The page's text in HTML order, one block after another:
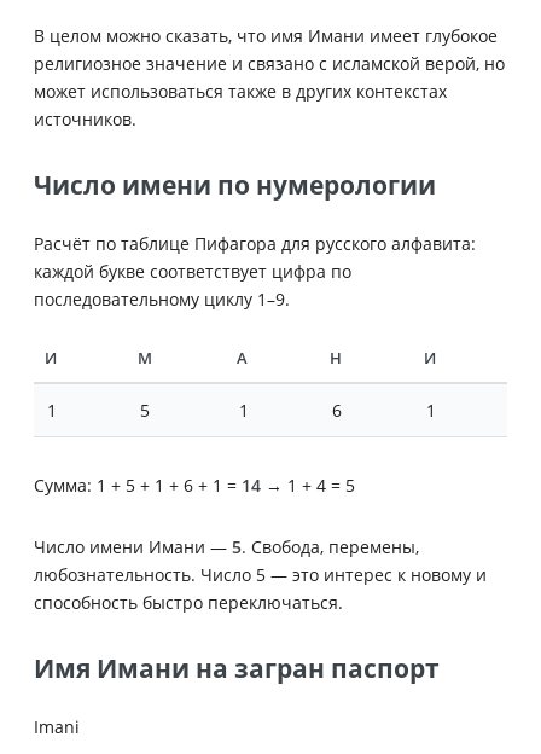
В целом можно сказать, что имя Имани имеет глубокое
религиозное значение и связано с исламской верой, но
может использоваться также в других контекстах
источников.
Число имени по нумерологии
Расчёт по таблице Пифагора для русского алфавита:
каждой букве соответствует цифра по
последовательному циклу 1–9.
И М А Н И
1 5 1 6 1
Сумма: 1 + 5 + 1 + 6 + 1 = 14 → 1 + 4 = 5
Число имени Имани — 5. Свобода, перемены,
любознательность. Число 5 — это интерес к новому и
способность быстро переключаться.
Имя Имани на загран паспорт
Imani